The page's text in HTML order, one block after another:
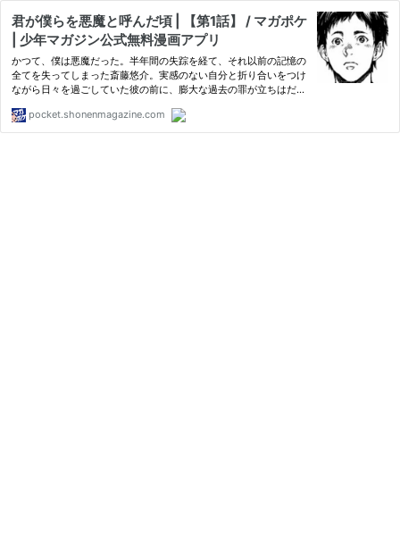
君が僕らを悪魔と呼んだ頃 | 【第1話】 / マガポケ
| 少年マガジン公式無料漫画アプリ
かつて、僕は悪魔だった。半年間の失踪を経て、それ以前の記憶の
全てを失ってしまった斎藤悠介。実感のない自分と折り合いをつけ
ながら日々を過ごしていた彼の前に、膨大な過去の罪が立ちはだか
まりに醜悪な“悪魔”の姿。奪われた記憶と、拭えない罪。平穏は…
pocket.shonenmagazine.com